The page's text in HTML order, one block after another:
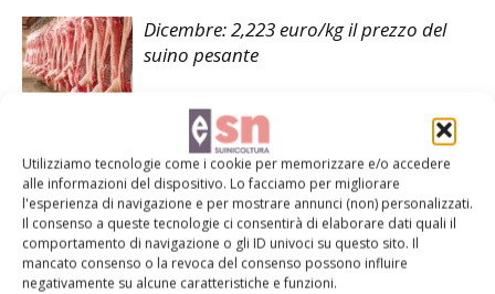
Utilizziamo tecnologie come i cookie per memorizzare e/o accedere
alle informazioni del dispositivo. Lo facciamo per migliorare
l'esperienza di navigazione e per mostrare annunci (non) personalizzati.
Il consenso a queste tecnologie ci consentirà di elaborare dati quali il
comportamento di navigazione o gli ID univoci su questo sito. Il
mancato consenso o la revoca del consenso possono influire
negativamente su alcune caratteristiche e funzioni.
Dicembre: 2,223 euro/kg il prezzo del
suino pesante
LASCIA UN COMMENTO